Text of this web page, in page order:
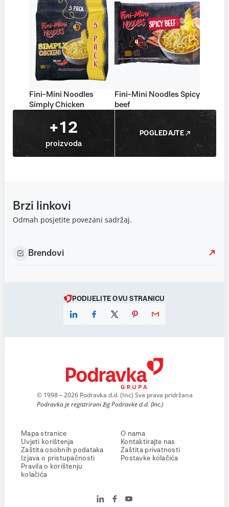
Fini-Mini Noodles
Simply Chicken
Fini-Mini Noodles Spicy
beef
+12
proizvoda
POGLEDAJTE
Brzi linkovi
Odmah posjetite povezani sadržaj.
Brendovi
PODIJELITE OVU STRANICU
© 1998 – 2026 Podravka d.d. (Inc) Sva prava pridržana
Podravka je registrirani žig Podravke d.d. (Inc.)
Mapa stranice
Uvjeti korištenja
Zaštita osobnih podataka
Izjava o pristupačnosti
Pravila o korištenju
kolačića
O nama
Kontaktirajte nas
Zaštita privatnosti
Postavke kolačića